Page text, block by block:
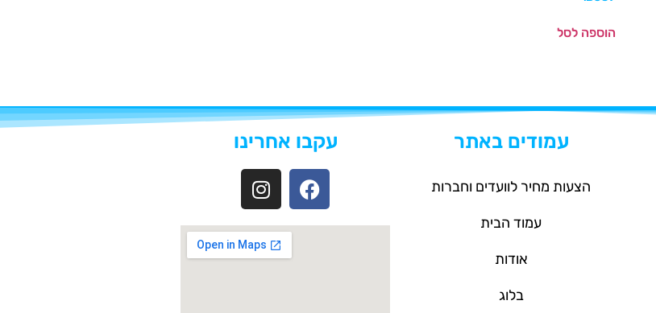
הוספה לסל
עמודים באתר
הצעות מחיר לוועדים וחברות
עמוד הבית
אודות
בלוג
עקבו אחרינו